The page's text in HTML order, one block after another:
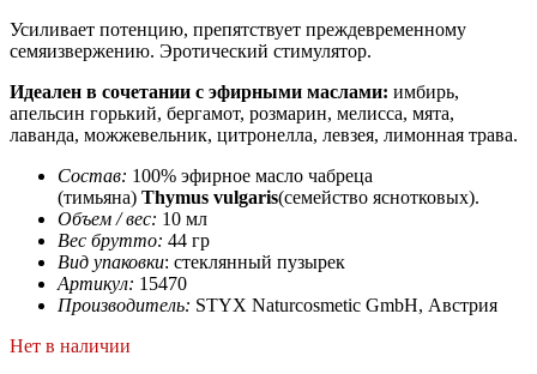
Усиливает потенцию, препятствует преждевременному
семяизвержению. Эротический стимулятор.
Идеален в сочетании с эфирными маслами: имбирь,
апельсин горький, бергамот, розмарин, мелисса, мята,
лаванда, можжевельник, цитронелла, левзея, лимонная трава.
Состав: 100% эфирное масло чабреца
(тимьяна) Thymus vulgaris(семейство яснотковых).
Объем / вес: 10 мл
Вес брутто: 44 гр
Вид упаковки: стеклянный пузырек
Артикул: 15470
Производитель: STYX Naturcosmetic GmbH, Австрия
Нет в наличии